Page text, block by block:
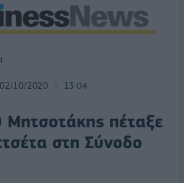
02/10/2020 13:04
Μητσοτάκης πέταξε
στη Σύνοδο